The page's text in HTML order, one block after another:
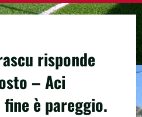
risponde
– Aci
è pareggio.